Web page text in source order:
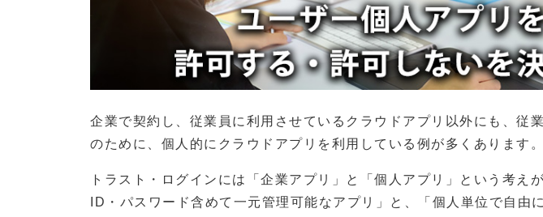
企業で契約し、従業員に利用させているクラウドアプリ以外にも、従
のために、個人的にクラウドアプリを利用している例が多くあります。
トラスト・ログインには「企業アプリ」と「個人アプリ」という考え
ID・パスワード含めて一元管理可能なアプリ」と、「個人単位で自由